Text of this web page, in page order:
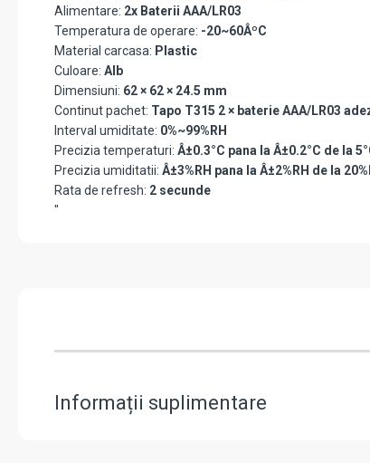
Alimentare: 2x Baterii AAA/LR03
Temperatura de operare: -20~60ÂºC
Material carcasa: Plastic
Culoare: Alb
Dimensiuni: 62 × 62 × 24.5 mm
Continut pachet: Tapo T315 2 × baterie AAA/LR03
Interval umiditate: 0%~99%RH
Precizia temperaturi: Â±0.3°C pana la Â±0.2°C de la
Precizia umiditatii: Â±3%RH pana la Â±2%RH de la
Rata de refresh: 2 secunde
"
Informații suplimentare